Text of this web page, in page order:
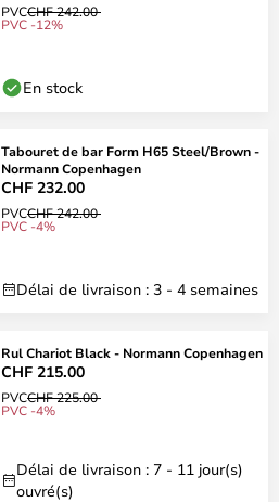
PVCCHF 242.00
PVC -12%
En stock
Tabouret de bar Form H65 Steel/Brown -
Normann Copenhagen
CHF 232.00
PVCCHF 242.00
PVC -4%
Délai de livraison : 3 - 4 semaines
Rul Chariot Black - Normann Copenhagen
CHF 215.00
PVCCHF 225.00
PVC -4%
Délai de livraison : 7 - 11 jour(s)
ouvré(s)